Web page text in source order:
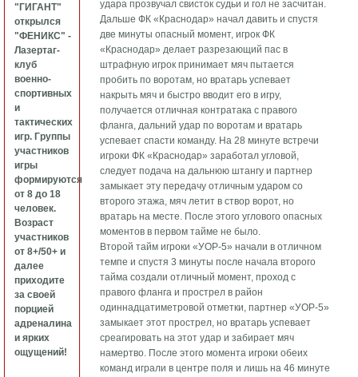
удара прозвучал свисток судьи и гол не засчитан.
Дальше ФК «Краснодар» начал давить и спустя
две минуты опасный момент, игрок ФК
«Краснодар» делает разрезающий пас в
штрафную игрок принимает мяч пытается
пробить по воротам, но вратарь успевает
накрыть мяч и быстро вводит его в игру,
получается отличная контратака с правого
фланга, дальний удар по воротам и вратарь
успевает спасти команду. На 28 минуте встречи
игроки ФК «Краснодар» заработал угловой,
следует подача на дальнюю штангу и партнер
замыкает эту передачу отличным ударом со
второго этажа, мяч летит в створ ворот, но
вратарь на месте. После этого углового опасных
моментов в первом тайме не было.
Второй тайм игроки «УОР-5» начали в отличном
темпе и спустя 3 минуты после начала второго
тайма создали отличный момент, проход с
правого фланга и прострел в район
одиннадцатиметровой отметки, партнер «УОР-5»
замыкает этот прострел, но вратарь успевает
среагировать на этот удар и забирает мяч
намертво. После этого момента игроки обеих
команд играли в центре поля и лишь на 46 минуте
"ГИГАНТ"
открылся
"ФЕНИКС" -
Лазертаг-
клуб
военно-
спортивных
и
тактических
игр. Группы
участников
игры
формируются
от 8 до 18
человек.
Возраст
участников
от 8+/50+ и
далее
приходите
за своей
порцией
адреналина
и ярких
ощущений!